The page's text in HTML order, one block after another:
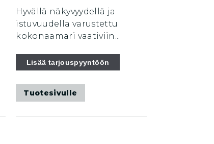
Hyvällä näkyvyydellä ja
istuvuudella varustettu
kokonaamari vaativiin...
Lisää tarjouspyyntöön
Tuotesivulle